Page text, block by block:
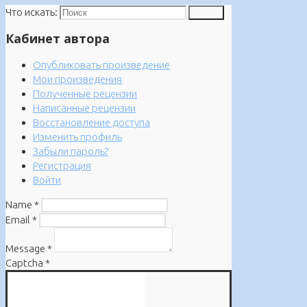
Что искать:
Кабинет автора
Опубликовать произведение
Мои произведения
Полученные рецензии
Написанные рецензии
Восстановление доступа
Изменить профиль
Забыли пароль?
Регистрация
Войти
Name *
Email *
Message *
Captcha *